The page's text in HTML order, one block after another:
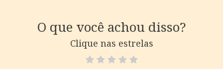
O que você achou disso?
Clique nas estrelas